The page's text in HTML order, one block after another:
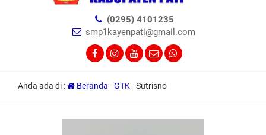
(0295) 4101235
smp1kayenpati@gmail.com
Anda ada di : Beranda -GTK-Sutrisno